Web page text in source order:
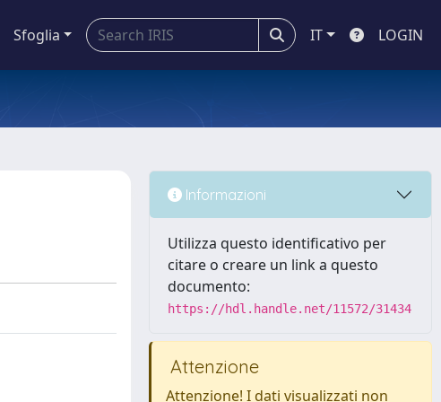
Sfoglia IT LOGIN
Informazioni
Utilizza questo identificativo per
citare o creare un link a questo
documento:
https://hdl.handle.net/11572/31434
Attenzione
Attenzione! I dati visualizzati non